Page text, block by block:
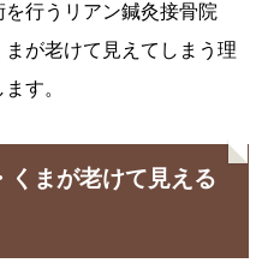
行うリアン鍼灸接骨院
が老けて見えてしまう理
す。
くまが老けて見える